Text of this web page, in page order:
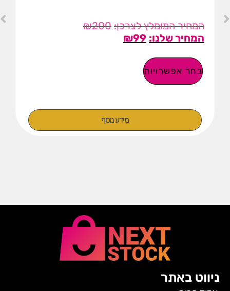
₪200
₪99
בחר אפשרויות
מידע נוסף
ניווט באתר